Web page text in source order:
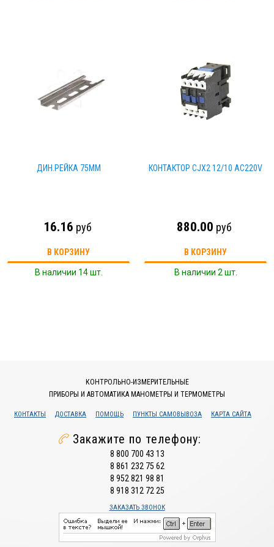
ДИН.РЕЙКА 75ММ
16.16 руб
В КОРЗИНУ
В наличии 14 шт.
КОНТАКТОР CJX2 12/10 АС220V
880.00 руб
В КОРЗИНУ
В наличии 2 шт.
КОНТРОЛЬНО-ИЗМЕРИТЕЛЬНЫЕ
ПРИБОРЫ И АВТОМАТИКА МАНОМЕТРЫ И ТЕРМОМЕТРЫ
КОНТАКТЫ ДОСТАВКА ПОМОЩЬ ПУНКТЫ САМОВЫВОЗА КАРТА САЙТА
Закажите по телефону:
8 800 700 43 13
8 861 232 75 62
8 952 821 98 81
8 918 312 72 25
ЗАКАЗАТЬ ЗВОНОК